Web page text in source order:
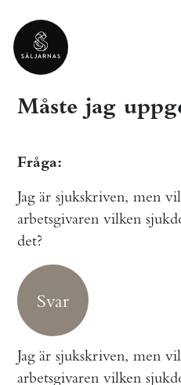
Måste jag
Fråga:
Jag är sjukskriven, men
arbetsgivaren vilken
det?
Svar
Jag är sjukskriven, men
arbetsgivaren vilken